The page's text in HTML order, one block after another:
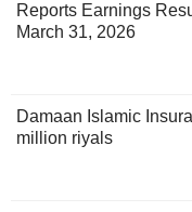
Reports Earnings
March 31, 2026
Damaan Islamic
million riyals